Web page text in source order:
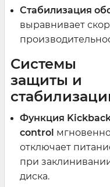
Стабилизация
выравнивает
Системы
защиты и
Функция
control
отключает
при
диска.